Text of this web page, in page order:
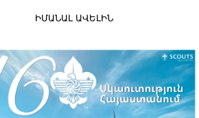
անկախ, Մայր Հայաստան:
ԻՄԱՆԱԼ ԱՎԵԼԻՆ